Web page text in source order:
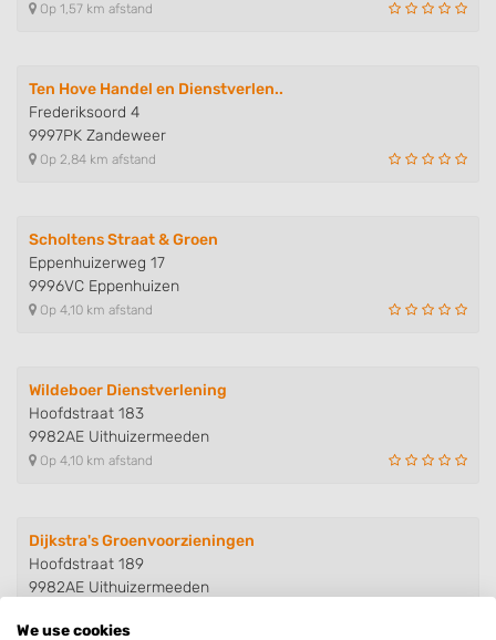
Op 1,57 km afstand
Ten Hove Handel en Dienstverlen..
Frederiksoord 4
9997PK Zandeweer
Op 2,84 km afstand
Scholtens Straat & Groen
Eppenhuizerweg 17
9996VC Eppenhuizen
Op 4,10 km afstand
Wildeboer Dienstverlening
Hoofdstraat 183
9982AE Uithuizermeeden
Op 4,10 km afstand
Dijkstra's Groenvoorzieningen
Hoofdstraat 189
9982AE Uithuizermeeden
We use cookies